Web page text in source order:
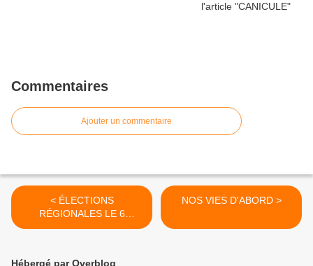
Commentaires
Ajouter un commentaire
< ÉLECTIONS
RÉGIONALES LE 6
DÉCEMBRE 2015
NOS VIES D'ABORD >
Hébergé par Overblog